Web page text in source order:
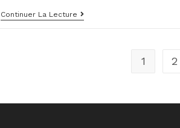
Continuer La LecturePoèmes
1 2